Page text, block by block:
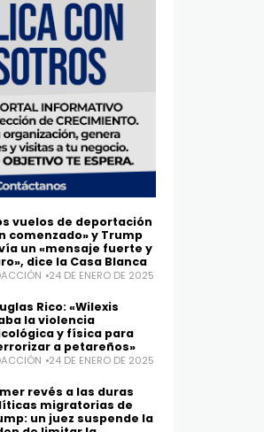
vuelos de deportación
comenzado» y Trump
un «mensaje fuerte y
dice la Casa Blanca
24 DE ENERO DE 2025
Rico: «Wilexis
la violencia
y física para
a petareños»
24 DE ENERO DE 2025
revés a las duras
migratorias de
un juez suspende la